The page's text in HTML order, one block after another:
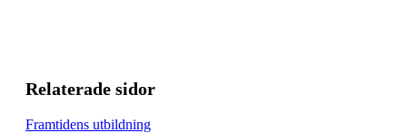
Relaterade sidor
Framtidens utbildning